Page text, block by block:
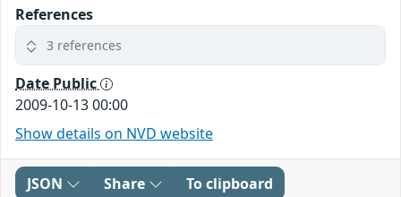
References
3 references
Date Public
2009-10-13 00:00
Show details on NVD website
JSON Share To clipboard